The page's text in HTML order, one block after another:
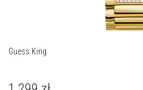
Guess King